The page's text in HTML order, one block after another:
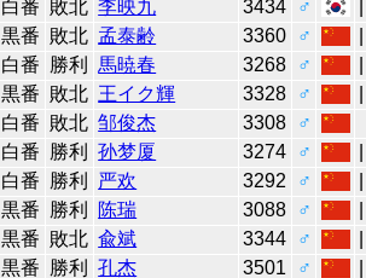
白番 敗北 李映九 3434 ♂
黒番 敗北 孟泰齢 3360 ♂
白番 勝利 馬暁春 3268 ♂
黒番 敗北 王イク輝 3328 ♂
白番 敗北 邹俊杰 3308
♂
白番 勝利 孙梦厦 3274 ♂
白番 勝利 严欢 3292 ♂
黒番 勝利 陈瑞 3088 ♂
黒番 敗北 兪斌 3344 ♂
黒番 勝利 孔杰 3501 ♂